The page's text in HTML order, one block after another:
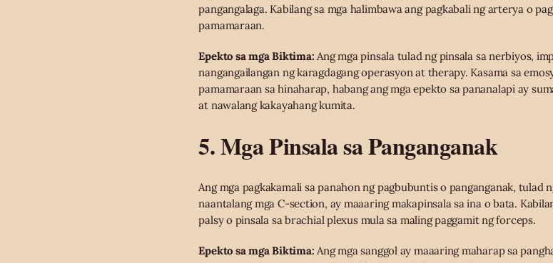
pangangalaga. Kabilang sa mga halimbawa ang pagkabali ng arterya o
pamamaraan.
Epekto sa mga Biktima: Ang mga pinsala tulad ng pinsala sa nerbiyos,
nangangailangan ng karagdagang operasyon at therapy. Kasama sa
pamamaraan sa hinaharap, habang ang mga epekto sa pananalapi ay
at nawalang kakayahang kumita.
5. Mga Pinsala sa Panganganak
Ang mga pagkakamali sa panahon ng pagbubuntis o panganganak, tulad
naantalang mga C-section, ay maaaring makapinsala sa ina o bata.
palsy o pinsala sa brachial plexus mula sa maling paggamit ng forceps.
Epekto sa mga Biktima: Ang mga sanggol ay maaaring maharap sa